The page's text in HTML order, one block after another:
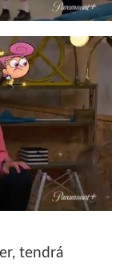
tendrá